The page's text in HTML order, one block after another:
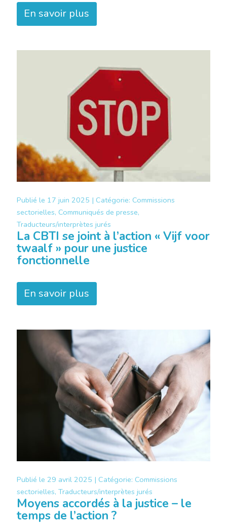
En savoir plus
Publié le 17 juin 2025 | Catégorie: Commissions
sectorielles, Communiqués de presse,
Traducteurs/interprètes jurés
La CBTI se joint à l’action « Vijf voor
twaalf » pour une justice
fonctionnelle
En savoir plus
Publié le 29 avril 2025 | Catégorie: Commissions
sectorielles, Traducteurs/interprètes jurés
Moyens accordés à la justice – le
temps de l’action ?